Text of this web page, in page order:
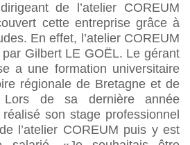
de l’atelier COREUM
cette entreprise grâce à
En effet, l’atelier COREUM
Gilbert LE GOËL. Le gérant
a une formation universitaire
régionale de Bretagne et de
Lors de sa dernière année
son stage professionnel
l’atelier COREUM puis y est